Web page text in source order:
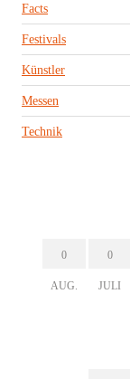
Facts
Festivals
Künstler
Messen
Technik
0
AUG.
0
JULI